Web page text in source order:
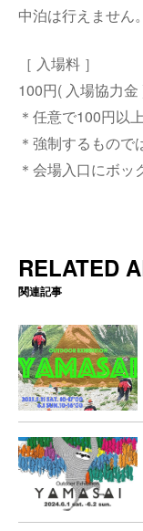
中泊は行えません。
［ 入場料 ］
100円( 入場協力金
＊任意で100円以
＊強制するもので
＊会場入口にボッ
RELATED
関連記事